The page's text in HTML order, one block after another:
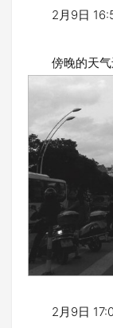
2月9日
傍晚的天气
2月9日